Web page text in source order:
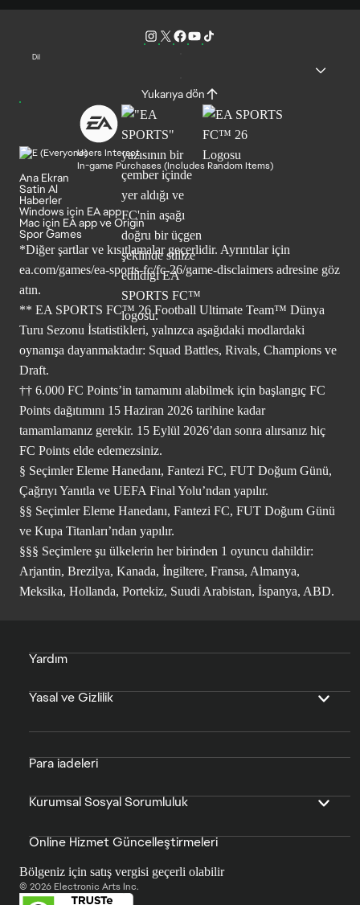
Dil
Yukarıya dön
Users Interact
In-game Purchases (Includes Random Items)
Ana Ekran
Satin Al
Haberler
Windows için EA app
Mac için EA app ve Origin
Spor Games
*Diğer şartlar ve kısıtlamalar geçerlidir. Ayrıntılar için
ea.com/games/ea-sports-fc/fc-26/game-disclaimers adresine göz
atın.
** EA SPORTS FC™ 26 Football Ultimate Team™ Dünya
Turu Sezonu İstatistikleri, yalnızca aşağıdaki modlardaki
oynanışa dayanmaktadır: Squad Battles, Rivals, Champions ve
Draft.
†† 6.000 FC Points’in tamamını alabilmek için başlangıç FC
Points dağıtımını 15 Haziran 2026 tarihine kadar
tamamlamanız gerekir. 15 Eylül 2026’dan sonra alırsanız hiç
FC Points elde edemezsiniz.
§ Seçimler Eleme Hanedanı, Fantezi FC, FUT Doğum Günü,
Çağrıyı Yanıtla ve UEFA Final Yolu’ndan yapılır.
§§ Seçimler Eleme Hanedanı, Fantezi FC, FUT Doğum Günü
ve Kupa Titanları’ndan yapılır.
§§§ Seçimlere şu ülkelerin her birinden 1 oyuncu dahildir:
Arjantin, Brezilya, Kanada, İngiltere, Fransa, Almanya,
Meksika, Hollanda, Portekiz, Suudi Arabistan, İspanya, ABD.
Yardım
Yasal ve Gizlilik
Para iadeleri
Kurumsal Sosyal Sorumluluk
Online Hizmet Güncelleştirmeleri
Bölgeniz için satış vergisi geçerli olabilir
© 2026 Electronic Arts Inc.